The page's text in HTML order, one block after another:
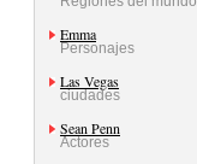
Emma
Personajes
Las Vegas
ciudades
Sean Penn
Actores